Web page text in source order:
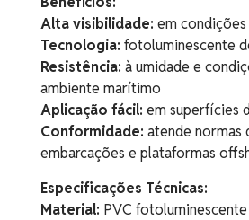
Alta visibilidade: em
Tecnologia: fotoluminescente
Resistência: à umidade e
ambiente marítimo
Aplicação fácil: em superfícies
Conformidade: atende normas
embarcações e plataformas
Especificações Técnicas:
Material: PVC